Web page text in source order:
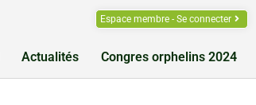
Espace membre - Se connecter
Actualités Congres orphelins 2024